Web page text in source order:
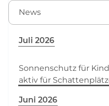
News
Juli 2026
Sonnenschutz für
aktiv für
Juni 2026